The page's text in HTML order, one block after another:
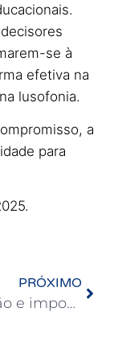
se à
efetiva na
lusofonia.
a
para
PRÓXIMO
Tributação e impostos no Brasil e nos países da OECD